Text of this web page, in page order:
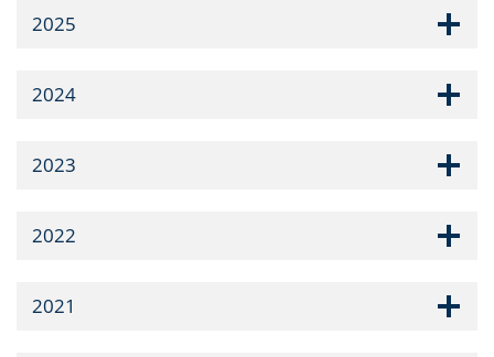
2025
2024
2023
2022
2021